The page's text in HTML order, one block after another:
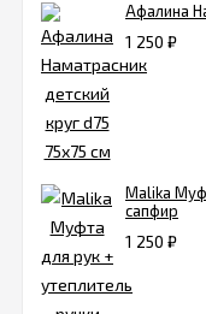
Афалина
1 250 ₽
Malika
сапфир
1 250 ₽